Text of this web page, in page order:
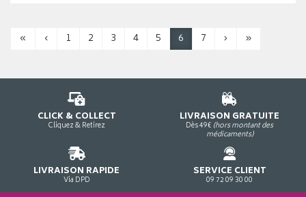
« ‹ 1 2 3 4 5 6 7 › »
CLICK & COLLECT
Cliquez & Retirez
LIVRAISON GRATUITE
Dès 49€ (hors montant des
médicaments)
LIVRAISON RAPIDE
Via DPD
SERVICE CLIENT
09 72 09 30 00